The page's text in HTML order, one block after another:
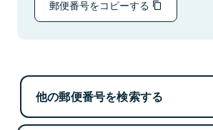
郵便番号をコピーする
他の郵便番号を検索する